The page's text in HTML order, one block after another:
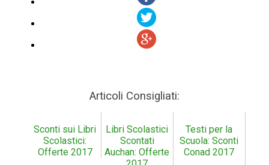
Articoli Consigliati:
Sconti sui Libri
Scolastici:
Offerte 2017
Libri Scolastici
Scontati
Auchan: Offerte
Testi per la
Scuola: Sconti
Conad 2017